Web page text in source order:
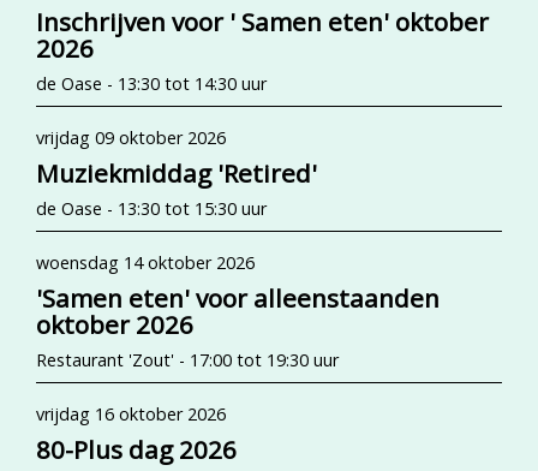
Inschrijven voor ' Samen eten' oktober
2026
de Oase - 13:30 tot 14:30 uur
vrijdag 09 oktober 2026
Muziekmiddag 'Retired'
de Oase - 13:30 tot 15:30 uur
woensdag 14 oktober 2026
'Samen eten' voor alleenstaanden
oktober 2026
Restaurant 'Zout' - 17:00 tot 19:30 uur
vrijdag 16 oktober 2026
80-Plus dag 2026